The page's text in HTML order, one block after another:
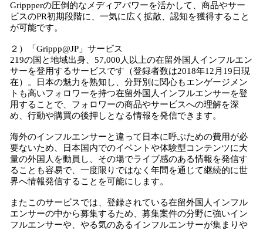
Grippperの圧倒的なメディアパワーを活かして、商品やサー
ビスのPR初期段階に、一気に広く拡散、認知を獲得すること
が可能です。
２）「Grippp@JP」サービス
219の国と地域出身、57,000人以上の在留外国人インフルエン
サーを登用するサービスです（登録者数は2018年12月19日現
在）。日本の魅力を熟知し、分野別に関心もエンゲージメン
トも高いフォロワーを持つ在留外国人インフルエンサーを登
用することで、フォロワーの商品やサービスへの理解を深
め、行動や購買の後押しとなる情報を発信できます。
海外のインフルエンサーと違って日本に呼ぶための費用が必
要ないため、日本国内でのイベントや体験型コンテンツに大
量の外国人を動員し、その場でライブ感のある情報を発信す
ることも容易で、一度限りではなく年間を通じて継続的に世
界へ情報発信することを可能にします。
またこのサービスでは、登録されている在留外国人インフル
エンサーの中から募集するため、募集案件の分野に強いイン
フルエンサーや、やる気のあるインフルエンサーが集まりや